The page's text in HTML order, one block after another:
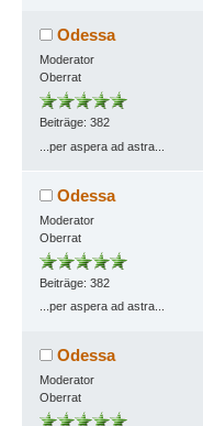
Odessa
Moderator
Oberrat
Beiträge: 382
...per aspera ad astra...
Odessa
Moderator
Oberrat
Beiträge: 382
...per aspera ad astra...
Odessa
Moderator
Oberrat